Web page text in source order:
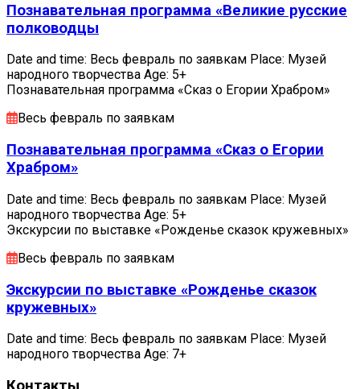
Познавательная программа «Великие русские
полководцы
Date and time: Весь февраль по заявкам Place: Музей
народного творчества Age: 5+
Познавательная программа «Сказ о Егории Храбром»
Весь февраль по заявкам
Познавательная программа «Сказ о Егории
Храбром»
Date and time: Весь февраль по заявкам Place: Музей
народного творчества Age: 5+
Экскурсии по выставке «Рожденье сказок кружевных»
Весь февраль по заявкам
Экскурсии по выставке «Рожденье сказок
кружевных»
Date and time: Весь февраль по заявкам Place: Музей
народного творчества Age: 7+